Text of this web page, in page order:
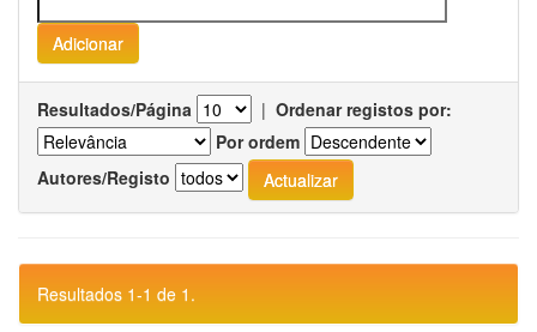
Resultados/Página | Ordenar registos por:
Por ordem
Autores/Registo
Resultados 1-1 de 1.